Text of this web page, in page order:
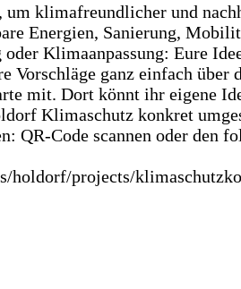
um klimafreundlicher und
Energien, Sanierung,
Klimaanpassung: Eure
Vorschläge ganz einfach über
mit. Dort könnt ihr eigene
Klimaschutz konkret
QR-Code scannen oder den
holdorf/projects/